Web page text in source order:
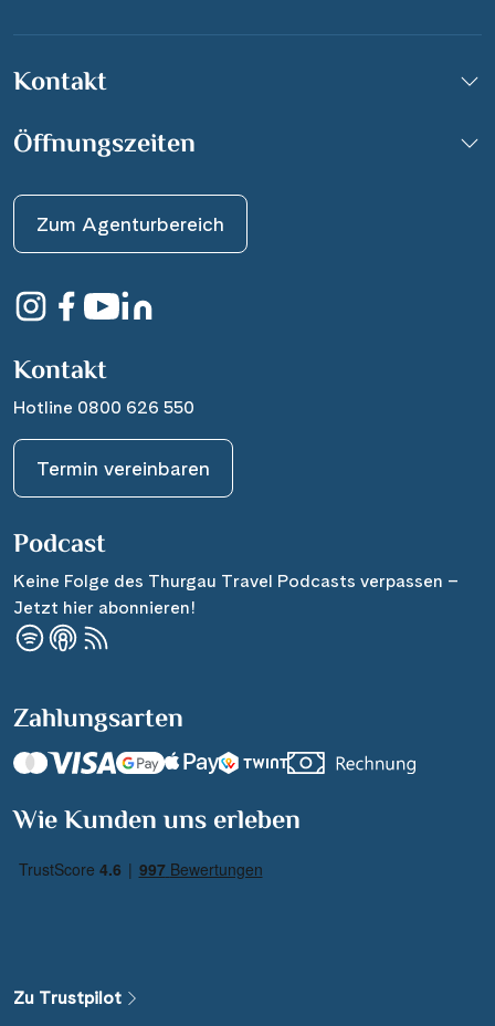
Kontakt
Öffnungszeiten
Zum Agenturbereich
Kontakt
Hotline 0800 626 550
Termin vereinbaren
Podcast
Keine Folge des Thurgau Travel Podcasts verpassen –
Jetzt hier abonnieren!
Zahlungsarten
Wie Kunden uns erleben
Zu Trustpilot
Suchen & Buchen
Alle Gewässer